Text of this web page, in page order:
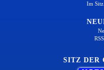
Im Sitz
SITZ DER